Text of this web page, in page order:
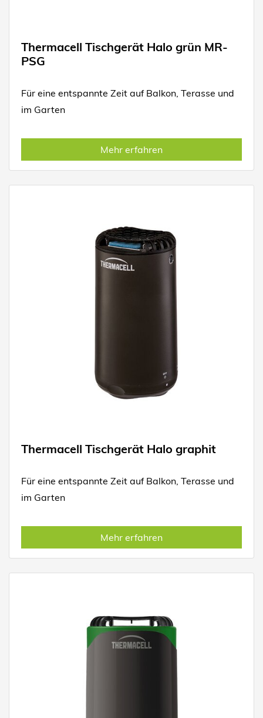
Thermacell Tischgerät Halo grün MR-
PSG
Für eine entspannte Zeit auf Balkon, Terasse und
im Garten
Mehr erfahren
Thermacell Tischgerät Halo graphit
Für eine entspannte Zeit auf Balkon, Terasse und
im Garten
Mehr erfahren